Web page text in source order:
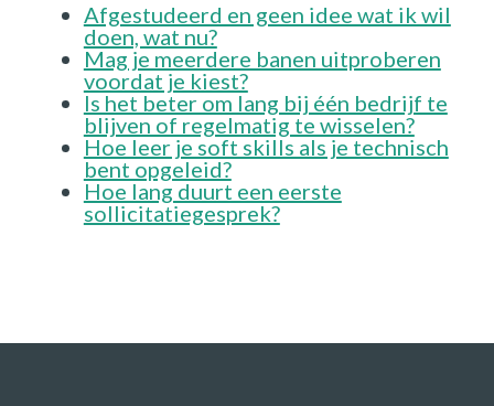
Afgestudeerd en geen idee wat ik wil
doen, wat nu?
Mag je meerdere banen uitproberen
voordat je kiest?
Is het beter om lang bij één bedrijf te
blijven of regelmatig te wisselen?
Hoe leer je soft skills als je technisch
bent opgeleid?
Hoe lang duurt een eerste
sollicitatiegesprek?